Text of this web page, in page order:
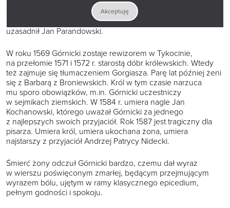
Akceptuję
XX w. Tadeusz Zieliński widział w Górnickim twórcę wielkiej
prozy polskiej. Sąd ten po latach podtrzymał oraz szerzej
uzasadnił Jan Parandowski.
W roku 1569 Górnicki zostaje rewizorem w Tykocinie,
na przełomie 1571 i 1572 r. starostą dóbr królewskich. Wtedy
też zajmuje się tłumaczeniem Gorgiasza. Parę lat później żeni
się z Barbarą z Broniewskich. Król w tym czasie narzuca
mu sporo obowiązków, m.in. Górnicki uczestniczy
w sejmikach ziemskich. W 1584 r. umiera nagle Jan
Kochanowski, którego uważał Górnicki za jednego
z najlepszych swoich przyjaciół. Rok 1587 jest tragiczny dla
pisarza. Umiera król, umiera ukochana żona, umiera
najstarszy z przyjaciół Andrzej Patrycy Nidecki.
Śmierć żony odczuł Górnicki bardzo, czemu dał wyraz
w wierszu poświęconym zmarłej, będącym przejmującym
wyrazem bólu, ujętym w ramy klasycznego epicedium,
pełnym godności i spokoju.